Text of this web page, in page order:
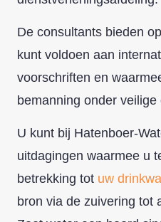
De consultants bieden
kunt voldoen aan
voorschriften en
bemanning onder
U kunt bij Hatenboer-
uitdagingen waarmee u
betrekking tot uw
bron via de zuivering tot